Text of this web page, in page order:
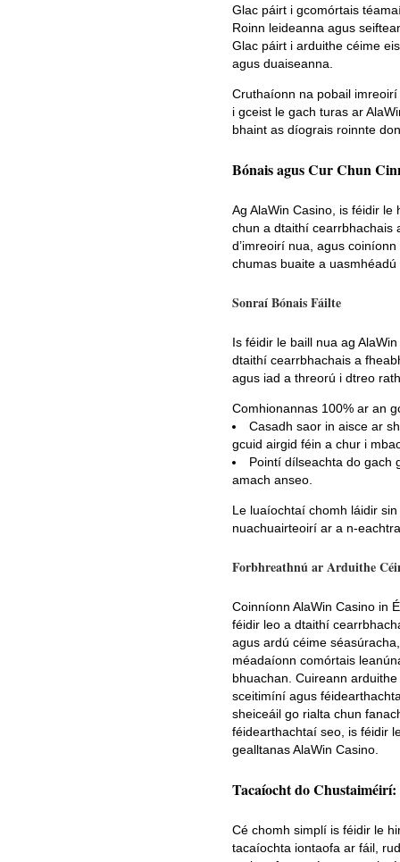
Glac páirt i gcomórtais
Roinn leideanna agus
Glac páirt i arduithe céime
agus duaiseanna.
Cruthaíonn na pobail
i gceist le gach turas ar
bhaint as díograis roinnte
Bónais agus Cur Chun
Ag AlaWin Casino, is féidir
chun a dtaithí cearrbhachais
d’imreoirí nua, agus
chumas buaite a
Sonraí Bónais Fáilte
Is féidir le baill nua ag
dtaithí cearrbhachais a
agus iad a threorú i dtreo
Comhionannas 100% ar an
Casadh saor in aisce ar
gcuid airgid féin a chur i
Pointí dílseachta do gach
amach anseo.
Le luaíochtaí chomh láidir
nuachuairteoirí ar a n-
Forbhreathnú ar Arduithe
Coinníonn AlaWin Casino in
féidir leo a dtaithí
agus ardú céime
méadaíonn comórtais
bhuachan. Cuireann
sceitimíní agus
sheiceáil go rialta chun
féidearthachtaí seo, is féidir
gealltanas AlaWin Casino.
Tacaíocht do
Cé chomh simplí is féidir le
tacaíochta iontaofa ar fáil,